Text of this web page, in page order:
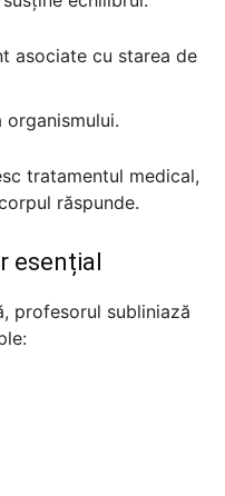
asociate cu starea de
organismului.
tratamentul medical,
răspunde.
esențial
profesorul subliniază